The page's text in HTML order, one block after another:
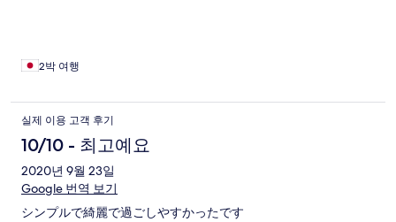
2박 여행
실제 이용 고객 후기
10/10 - 최고예요
2020년 9월 23일
Google 번역 보기
シンプルで綺麗で過ごしやすかったです